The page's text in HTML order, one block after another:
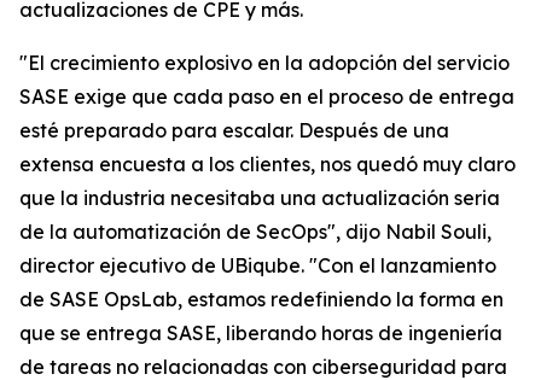
actualizaciones de CPE y más.
"El crecimiento explosivo en la adopción del servicio
SASE exige que cada paso en el proceso de entrega
esté preparado para escalar. Después de una
extensa encuesta a los clientes, nos quedó muy claro
que la industria necesitaba una actualización seria
de la automatización de SecOps", dijo Nabil Souli,
director ejecutivo de UBiqube. "Con el lanzamiento
de SASE OpsLab, estamos redefiniendo la forma en
que se entrega SASE, liberando horas de ingeniería
de tareas no relacionadas con ciberseguridad para